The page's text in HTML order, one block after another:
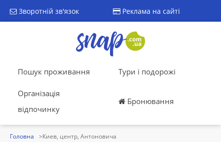
Зворотній зв'язок Реклама на сайті
Пошук проживання Тури і подорожі
Організація
відпочинку
Бронювання
Головна Киев, центр, Антоновича